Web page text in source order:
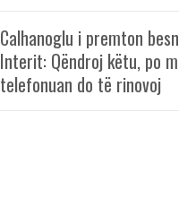
Calhanoglu i premton
Interit: Qëndroj këtu, po
telefonuan do të rinovoj